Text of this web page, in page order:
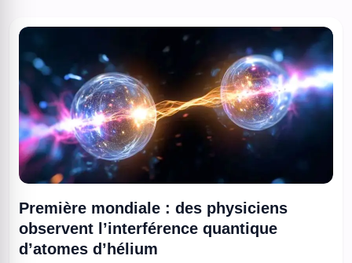
Première mondiale : des physiciens
observent l’interférence quantique
d’atomes d’hélium